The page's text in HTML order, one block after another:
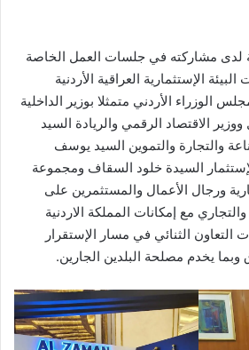
لدى مشاركته في جلسات العمل الخاصة
الإستثمارية العراقية الأردنية
الوزراء الأردني متمثلا بوزير الداخلية
الاقتصاد الرقمي والريادة السيد
والتجارة والتموين السيد يوسف
السيدة خلود السقاف ومجموعة
ورجال الأعمال والمستثمرين على
مع إمكانات المملكة الاردنية
التعاون الثنائي في مسار الإستقرار
وبما يخدم مصلحة البلدين الجارين.